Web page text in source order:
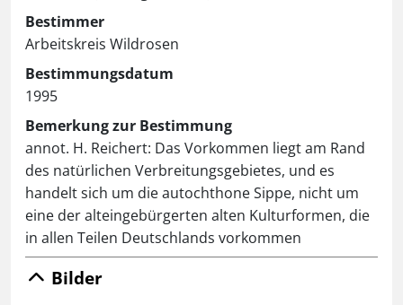
Bestimmer
Arbeitskreis Wildrosen
Bestimmungsdatum
1995
Bemerkung zur Bestimmung
annot. H. Reichert: Das Vorkommen liegt am Rand
des natürlichen Verbreitungsgebietes, und es
handelt sich um die autochthone Sippe, nicht um
eine der alteingebürgerten alten Kulturformen, die
in allen Teilen Deutschlands vorkommen
Bilder